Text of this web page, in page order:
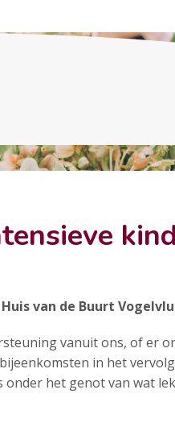
Huis van de Buurt
vanuit ons, of er
in het
het genot van wat